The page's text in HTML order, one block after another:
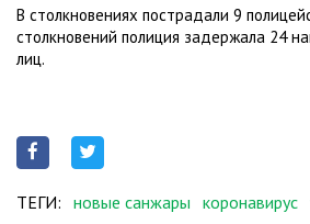
В столкновениях пострадали 9
столкновений полиция задержала 24
лиц.
ТЕГИ: новые санжары коронавирус